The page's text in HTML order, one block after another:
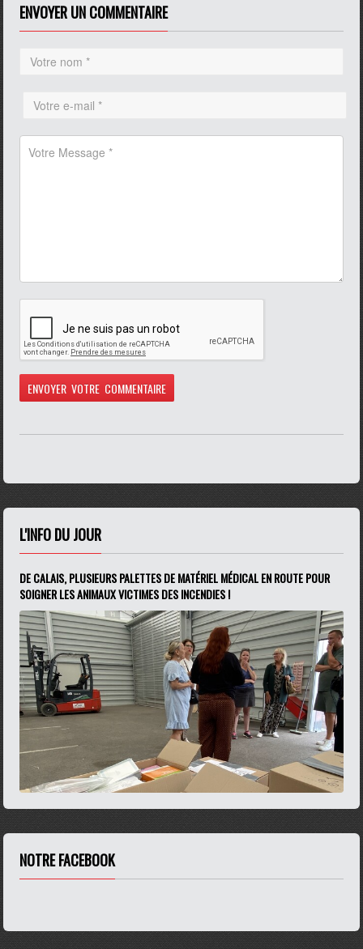
ENVOYER UN COMMENTAIRE
L'INFO DU JOUR
DE CALAIS, PLUSIEURS PALETTES DE MATÉRIEL MÉDICAL EN ROUTE POUR
SOIGNER LES ANIMAUX VICTIMES DES INCENDIES !
NOTRE FACEBOOK